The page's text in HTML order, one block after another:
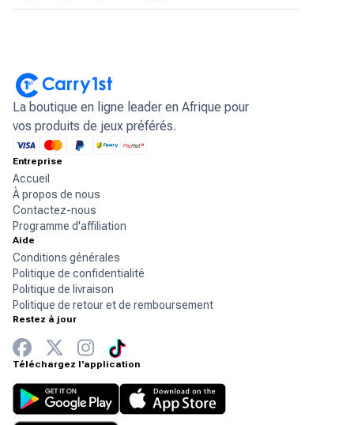
La boutique en ligne leader en Afrique pour
vos produits de jeux préférés.
Entreprise
Accueil
À propos de nous
Contactez-nous
Programme d'affiliation
Aide
Conditions générales
Politique de confidentialité
Politique de livraison
Politique de retour et de remboursement
Restez à jour
Téléchargez l'application